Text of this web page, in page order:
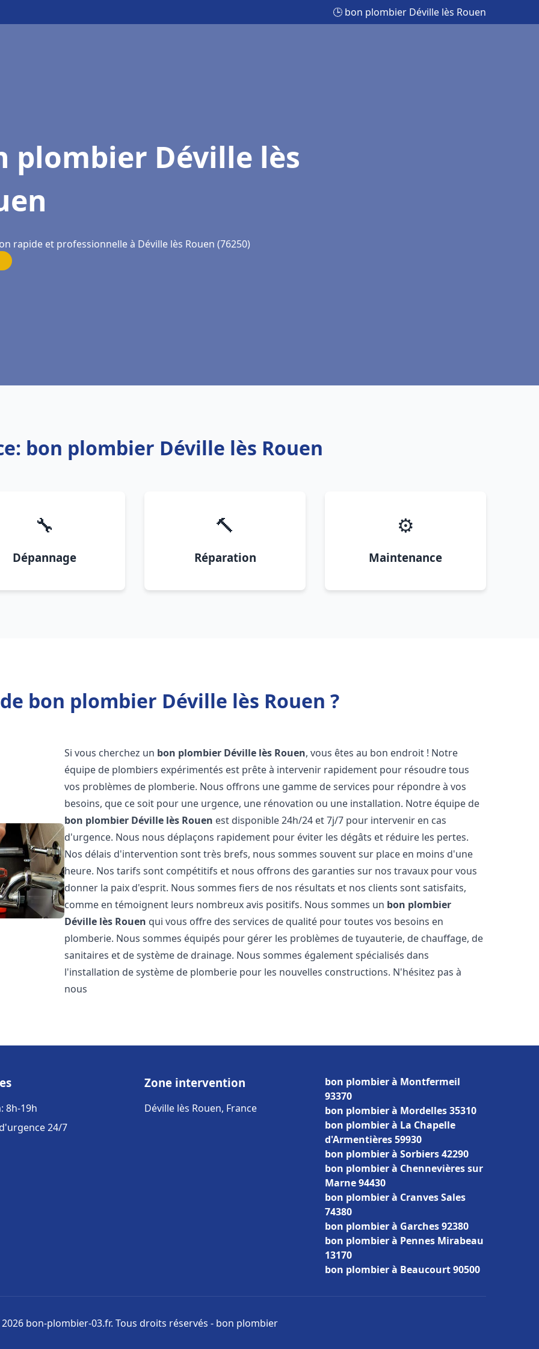
🕒 bon plombier Déville lès Rouen
plombier Déville lès
rapide et professionnelle à Déville lès Rouen (76250)
bon plombier Déville lès Rouen
🔧
Dépannage
🔨
Réparation
⚙️
Maintenance
bon plombier Déville lès Rouen ?
Si vous cherchez un bon plombier Déville lès Rouen, vous êtes au bon endroit ! Notre
équipe de plombiers expérimentés est prête à intervenir rapidement pour résoudre tous
vos problèmes de plomberie. Nous offrons une gamme de services pour répondre à vos
besoins, que ce soit pour une urgence, une rénovation ou une installation. Notre équipe de
bon plombier Déville lès Rouen est disponible 24h/24 et 7j/7 pour intervenir en cas
d'urgence. Nous nous déplaçons rapidement pour éviter les dégâts et réduire les pertes.
Nos délais d'intervention sont très brefs, nous sommes souvent sur place en moins d'une
heure. Nos tarifs sont compétitifs et nous offrons des garanties sur nos travaux pour vous
donner la paix d'esprit. Nous sommes fiers de nos résultats et nos clients sont satisfaits,
comme en témoignent leurs nombreux avis positifs. Nous sommes un bon plombier
Déville lès Rouen qui vous offre des services de qualité pour toutes vos besoins en
plomberie. Nous sommes équipés pour gérer les problèmes de tuyauterie, de chauffage, de
sanitaires et de système de drainage. Nous sommes également spécialisés dans
l'installation de système de plomberie pour les nouvelles constructions. N'hésitez pas à
nous
8h-19h
24/7
Zone intervention
Déville lès Rouen, France
bon plombier à Montfermeil
93370
bon plombier à Mordelles 35310
bon plombier à La Chapelle
d'Armentières 59930
bon plombier à Sorbiers 42290
bon plombier à Chennevières sur
Marne 94430
bon plombier à Cranves Sales
74380
bon plombier à Garches 92380
bon plombier à Pennes Mirabeau
13170
bon plombier à Beaucourt 90500
bon-plombier-03.fr. Tous droits réservés - bon plombier